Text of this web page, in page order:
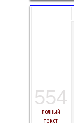
554
полный
текст